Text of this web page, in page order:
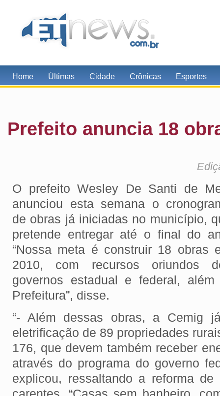
Home Últimas Cidade Crônicas Esportes
Prefeito anuncia 18
O prefeito Wesley De Santi de
anunciou esta semana o
de obras já iniciadas no município,
pretende entregar até o final do
“Nossa meta é construir 18 obras
2010, com recursos oriundos
governos estadual e federal,
Prefeitura”, disse.
“- Além dessas obras, a Cemig
eletrificação de 89 propriedades
176, que devem também receber
através do programa do governo
explicou, ressaltando a reforma